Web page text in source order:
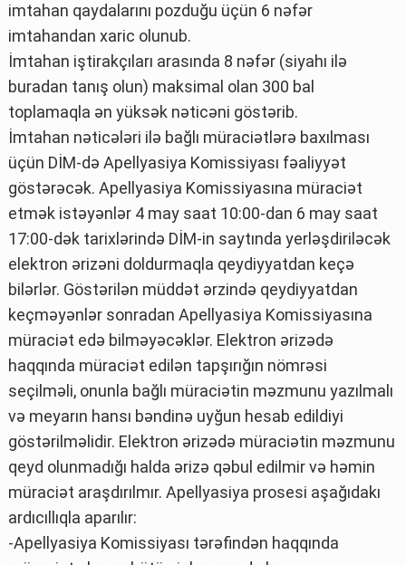
imtahan qaydalarını pozduğu üçün 6 nəfər
imtahandan xaric olunub.
İmtahan iştirakçıları arasında 8 nəfər (siyahı ilə
buradan tanış olun) maksimal olan 300 bal
toplamaqla ən yüksək nəticəni göstərib.
İmtahan nəticələri ilə bağlı müraciətlərə baxılması
üçün DİM-də Apellyasiya Komissiyası fəaliyyət
göstərəcək. Apellyasiya Komissiyasına müraciət
etmək istəyənlər 4 may saat 10:00-dan 6 may saat
17:00-dək tarixlərində DİM-in saytında yerləşdiriləcək
elektron ərizəni doldurmaqla qeydiyyatdan keçə
bilərlər. Göstərilən müddət ərzində qeydiyyatdan
keçməyənlər sonradan Apellyasiya Komissiyasına
müraciət edə bilməyəcəklər. Elektron ərizədə
haqqında müraciət edilən tapşırığın nömrəsi
seçilməli, onunla bağlı müraciətin məzmunu yazılmalı
və meyarın hansı bəndinə uyğun hesab edildiyi
göstərilməlidir. Elektron ərizədə müraciətin məzmunu
qeyd olunmadığı halda ərizə qəbul edilmir və həmin
müraciət araşdırılmır. Apellyasiya prosesi aşağıdakı
ardıcıllıqla aparılır:
-Apellyasiya Komissiyası tərəfindən haqqında